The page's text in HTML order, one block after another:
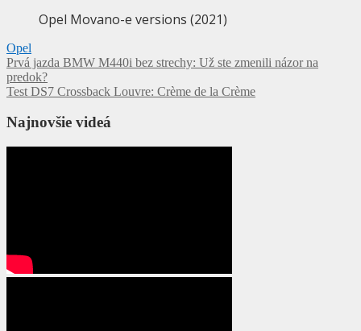
Opel Movano-e versions (2021)
Opel
Navigácia
v
Prvá jazda BMW M440i bez strechy: Už ste zmenili názor na
predok?
Test DS7 Crossback Louvre: Crème de la Crème
Najnovšie videá